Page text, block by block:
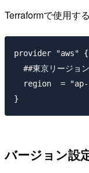
Terraformで使用す
provider "aws" {
  ##東京リージョン
region  =
バージョン設